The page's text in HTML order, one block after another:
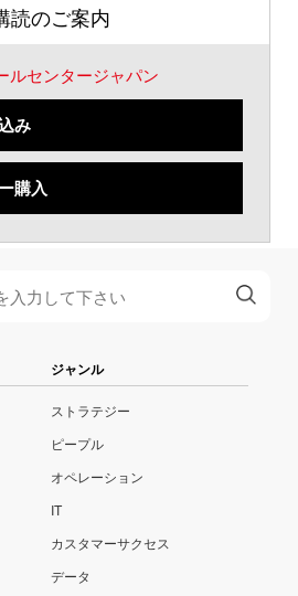
読のご案内
ルセンタージャパン
み
購入
ジャンル
ストラテジー
ピープル
オペレーション
IT
カスタマーサクセス
データ